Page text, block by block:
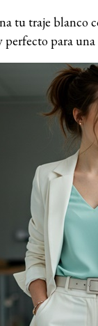
tu traje blanco
perfecto para